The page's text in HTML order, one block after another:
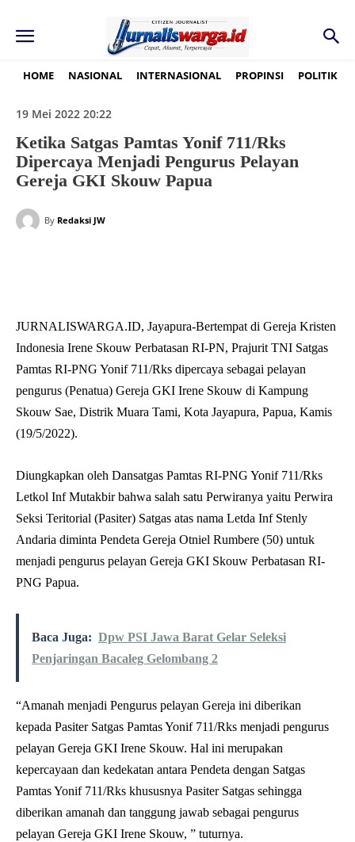
HOME NASIONAL INTERNASIONAL PROPINSI POLITIK
19 Mei 2022 20:22
Ketika Satgas Pamtas Yonif 711/Rks
Dipercaya Menjadi Pengurus Pelayan
Gereja GKI Skouw Papua
By Redaksi JW
JURNALISWARGA.ID, Jayapura-Bertempat di Gereja Kristen
Indonesia Irene Skouw Perbatasan RI-PN, Prajurit TNI Satgas
Pamtas RI-PNG Yonif 711/Rks dipercaya sebagai pelayan
pengurus (Penatua) Gereja GKI Irene Skouw di Kampung
Skouw Sae, Distrik Muara Tami, Kota Jayapura, Papua, Kamis
(19/5/2022).
Diungkapkan oleh Dansatgas Pamtas RI-PNG Yonif 711/Rks
Letkol Inf Mutakbir bahwa salah satu Perwiranya yaitu Perwira
Seksi Teritorial (Pasiter) Satgas atas nama Letda Inf Stenly
Andaria diminta Pendeta Gereja Otniel Rumbere (50) untuk
menjadi pengurus pelayan Gereja GKI Skouw Perbatasan RI-
PNG Papua.
Baca Juga: Dpw PSI Jawa Barat Gelar Seleksi
Penjaringan Bacaleg Gelombang 2
“Amanah menjadi Pengurus pelayan Gereja ini diberikan
kepada Pasiter Satgas Pamtas Yonif 711/Rks menjadi pengurus
pelayan Gereja GKI Irene Skouw. Hal ini merupakan
kepercayaan dan kedekatan antara Pendeta dengan Satgas
Pamtas Yonif 711/Rks khususnya Pasiter Satgas sehingga
diberikan amanah dan tanggung jawab sebagai pengurus
pelayan Gereja GKI Irene Skouw, ” tuturnya.